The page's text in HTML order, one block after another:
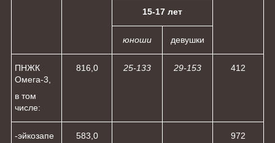
15-17 лет
юноши девушки
ПНЖК
Омега-3,
в том
числе:
816,0 25-133 29-153 41 2
-эйкозапе
583,0 972